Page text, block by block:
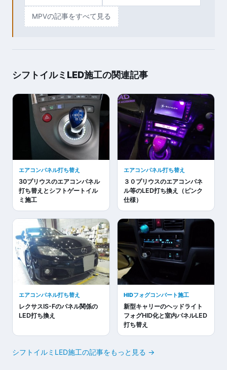
MPVの記事をすべて見る
シフトイルミLED施工の関連記事
エアコンパネル打ち替え
30プリウスのエアコンパネル
打ち替えとシフトゲートイル
ミ施工
エアコンパネル打ち替え
３０プリウスのエアコンパネ
ル等のLED打ち換え（ピンク
仕様）
エアコンパネル打ち替え
レクサスIS-Fのパネル関係の
LED打ち換え
HIDフォグコンバート施工
新型キャリーのヘッドライト
フォグHID化と室内パネルLED
打ち替え
シフトイルミLED施工の記事をもっと見る →